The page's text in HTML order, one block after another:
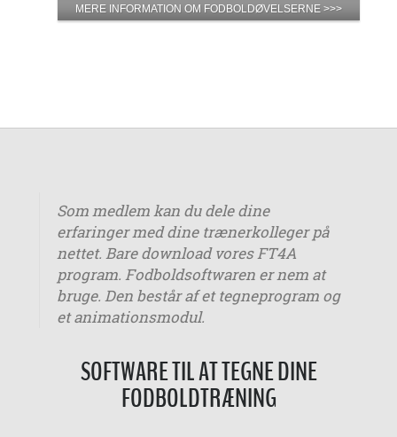
MERE INFORMATION OM FODBOLDØVELSERNE >>>
Som medlem kan du dele dine
erfaringer med dine trænerkolleger på
nettet. Bare download vores FT4A
program. Fodboldsoftwaren er nem at
bruge. Den består af et tegneprogram og
et animationsmodul.
SOFTWARE TIL AT TEGNE DINE
FODBOLDTRÆNING